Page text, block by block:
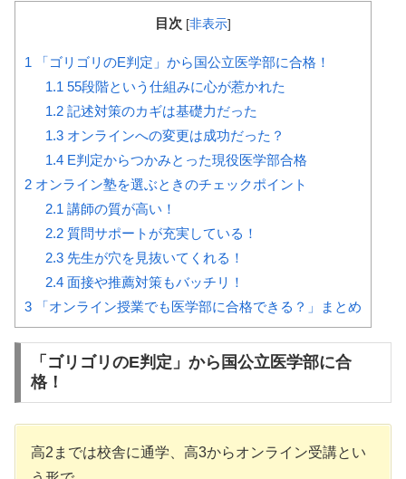
目次 [非表示]
1 「ゴリゴリのE判定」から国公立医学部に合格！
1.1 55段階という仕組みに心が惹かれた
1.2記述対策のカギは基礎力だった
1.3オンラインへの変更は成功だった？
1.4E判定からつかみとった現役医学部合格
2 オンライン塾を選ぶときのチェックポイント
2.1 講師の質が高い！
2.2質問サポートが充実している！
2.3先生が穴を見抜いてくれる！
2.4面接や推薦対策もバッチリ！
3 「オンライン授業でも医学部に合格できる？」まとめ
「ゴリゴリのE判定」から国公立医学部に合
格！
高2までは校舎に通学、高3からオンライン受講とい